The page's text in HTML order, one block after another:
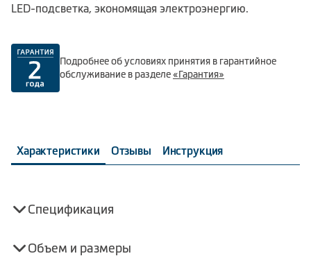
LED-подсветка, экономящая электроэнергию.
Подробнее об условиях принятия в гарантийное
обслуживание в разделе«Гарантия»
Характеристики Отзывы Инструкция
Спецификация
Объем и размеры